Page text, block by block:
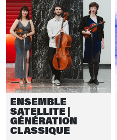
ENSEMBLE
SATELLITE |
GÉNÉRATION
CLASSIQUE